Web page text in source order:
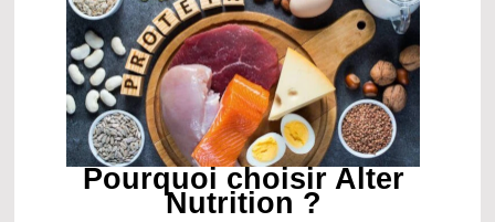
Pourquoi choisir Alter
Nutrition ?